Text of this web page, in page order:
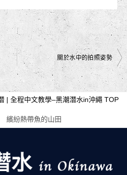
關於水中的拍照姿勢
| 全程中文教學–黑潮潛水in沖繩 TOP
繽紛熱帶魚的山田